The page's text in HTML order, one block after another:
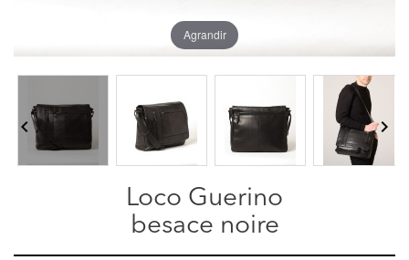
Agrandir
 
Loco Guerino
besace noire